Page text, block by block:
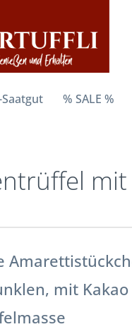
Saatgut % SALE %
mit
mit Kakao